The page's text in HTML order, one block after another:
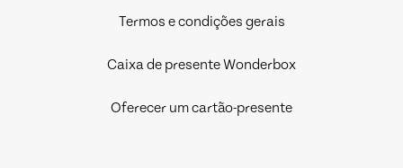
Termos e condições gerais
Caixa de presente Wonderbox
Oferecer um cartão-presente